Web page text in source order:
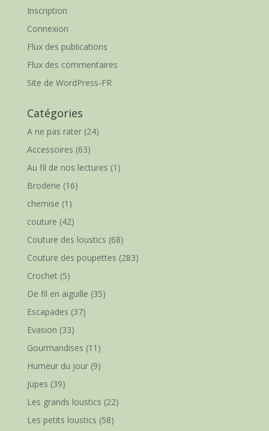
Inscription
Connexion
Flux des publications
Flux des commentaires
Site de WordPress-FR
Catégories
A ne pas rater(24)
Accessoires (63)
Au fil de nos lectures (1)
Broderie (16)
chemise (1)
couture (42)
Couture des loustics (68)
Couture des poupettes (283)
Crochet(5)
De fil en aiguille (35)
Escapades (37)
Evasion (33)
Gourmandises (11)
Humeur du jour(9)
Jupes (39)
Les grands loustics (22)
Les petits loustics (58)